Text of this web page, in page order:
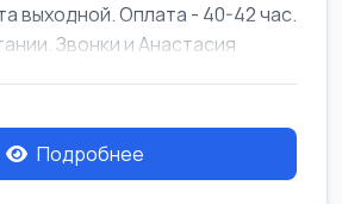
выходной. Оплата - 40-42 час.
Звонки и Анастасия
Подробнее